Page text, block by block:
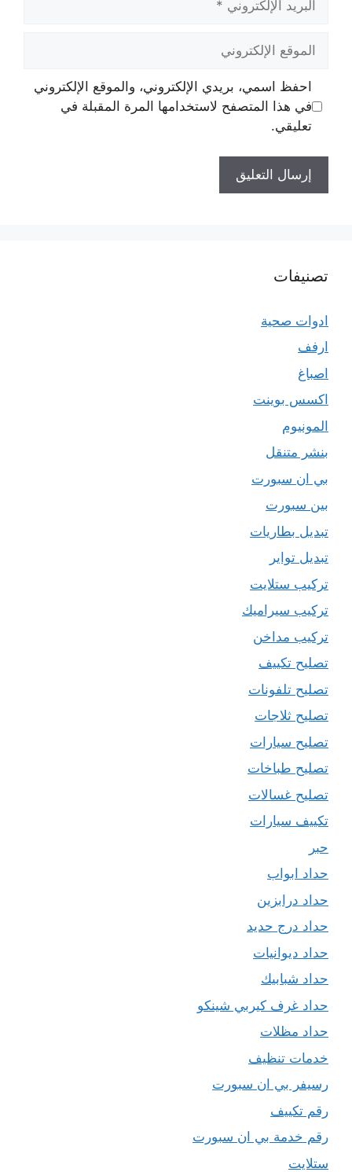
الإلكتروني
الموقع
الإلكتروني
احفظ اسمي، بريدي الإلكتروني، والموقع الإلكتروني
في هذا المتصفح لاستخدامها المرة المقبلة في
تعليقي.
تصنيفات
ادوات صحية
ارفف
اصباغ
اكسس بوينت
المونيوم
بنشر متنقل
بي ان سبورت
بين سبورت
تبديل بطاريات
تبديل تواير
تركيب ستلايت
تركيب سيراميك
تركيب مداخن
تصليح تكييف
تصليح تلفونات
تصليح ثلاجات
تصليح سيارات
تصليح طباخات
تصليح غسالات
تكييف سيارات
حبر
حداد ابواب
حداد درابزين
حداد درج حديد
حداد ديوانيات
حداد شبابيك
حداد غرف كيربي شينكو
حداد مظلات
خدمات تنظيف
رسيفر بي ان سبورت
رقم تكييف
رقم خدمة بي ان سبورت
ستلايت